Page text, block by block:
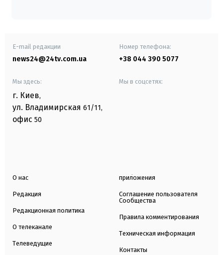
E-mail редакции
news24@24tv.com.ua
Номер телефона:
+38 044 390 5077
Мы здесь:
г. Киев,
ул. Владимирская 61/11,
офис 50
Мы в соцсетях:
О нас
Редакция
Редакционная политика
О телеканале
Телеведущие
приложения
Соглашение пользователя
Сообщества
Правила комментирования
Техническая информация
Контакты